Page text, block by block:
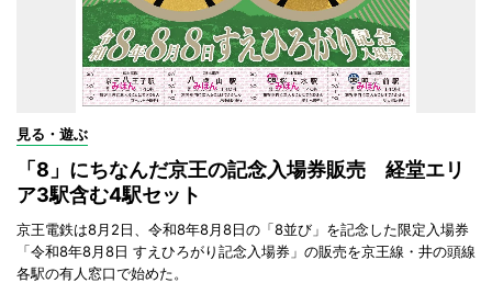
見る・遊ぶ
「8」にちなんだ京王の記念入場券販売 経堂エリ
ア3駅含む4駅セット
京王電鉄は8月2日、令和8年8月8日の「8並び」を記念した限定入場券
「令和8年8月8日 すえひろがり記念入場券」の販売を京王線・井の頭線
各駅の有人窓口で始めた。